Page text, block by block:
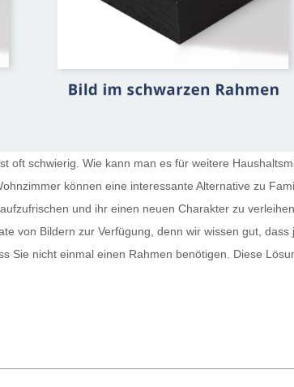
oft schwierig. Wie kann man es für weitere
können eine interessante Alternative zu
und ihr einen neuen Charakter zu
von Bildern zur Verfügung, denn wir wissen gut, dass
Sie nicht einmal einen Rahmen benötigen. Diese